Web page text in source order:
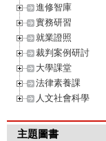
進修智庫
實務研習
就業證照
裁判案例研討
大學課堂
法律素養課
人文社會科學
主題圖書